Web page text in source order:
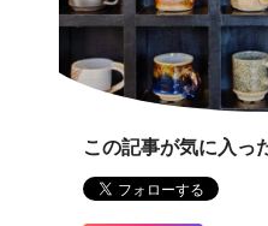
この記事が気に入っ